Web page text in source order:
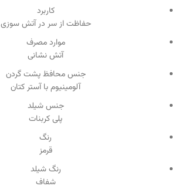
کاربرد
حفاظت از سر در آتش سوزی
موارد مصرف
آتش نشانی
جنس محافظ پشت گردن
آلومینیوم با آستر کتان
جنس شیلد
پلی کربنات
رنگ
قرمز
رنگ شیلد
شفاف